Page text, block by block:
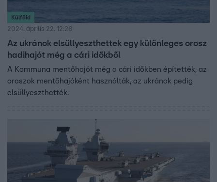
Külföld
2024. április 22. 12:26
Az ukránok elsüllyeszthettek egy különleges orosz
hadihajót még a cári időkből
A Kommuna mentőhajót még a cári időkben építették, az
oroszok mentőhajóként használták, az ukránok pedig
elsüllyeszthették.